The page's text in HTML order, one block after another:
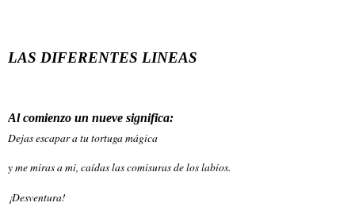
LAS DIFERENTES LINEAS
Al comienzo un nueve significa:
Dejas escapar a tu tortuga mágica
y me miras a mi, caídas las comisuras de los labios.
¡Desventura!